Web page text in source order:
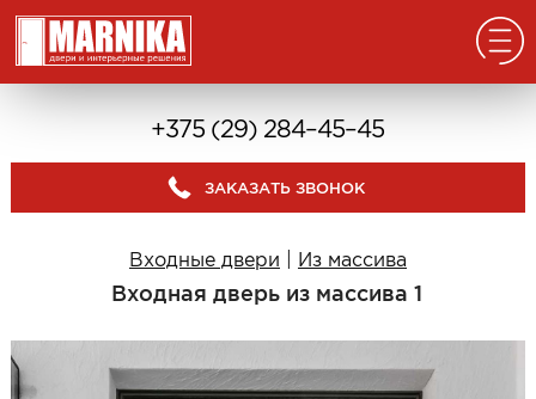
Входные двери
В дом с окном
В дом без окна
Классические в квартиру
Современные в квартиру
+375 (29) 284–45–45
ЗАКАЗАТЬ ЗВОНОК
Входные двери Из массива
Входная дверь из массива 1